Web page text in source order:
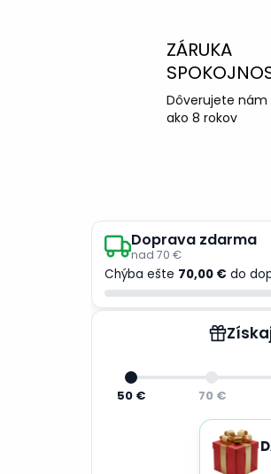
ZÁRUKA
Dôverujete nám
ako 8 rokov
Doprava zdarma
nad 70 €
Chýba ešte 70,00 € do
50 € 70 €